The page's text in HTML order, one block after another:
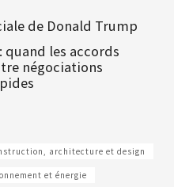
de Donald Trump
quand les accords
négociations
architecture et design
et énergie